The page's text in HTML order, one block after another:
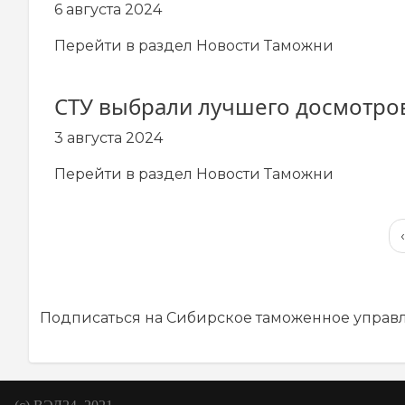
6 августа 2024
Перейти в раздел Новости Таможни
СТУ выбрали лучшего
3 августа 2024
Перейти в раздел Новости Таможни
Подписаться на Сибирское таможенное